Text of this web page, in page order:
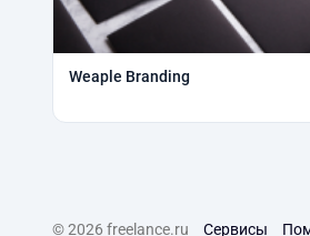
Weaple Branding
© 2026 freelance.ru Сервисы